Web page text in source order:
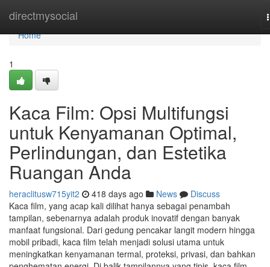
directmysocial
Home
Home
1
Kaca Film: Opsi Multifungsi
untuk Kenyamanan Optimal,
Perlindungan, dan Estetika
Ruangan Anda
heraclitusw715yit2 418 days ago News
Discuss
Kaca film, yang acap kali dilihat hanya sebagai penambah
tampilan, sebenarnya adalah produk inovatif dengan banyak
manfaat fungsional. Dari gedung pencakar langit modern hingga
mobil pribadi, kaca film telah menjadi solusi utama untuk
meningkatkan kenyamanan termal, proteksi, privasi, dan bahkan